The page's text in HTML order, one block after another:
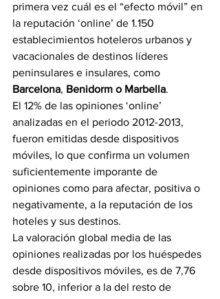
primera vez cuál es el “efecto móvil” en
la reputación ‘online’ de 1.150
establecimientos hoteleros urbanos y
vacacionales de destinos líderes
peninsulares e insulares, como
Barcelona, Benidorm o Marbella.
El 12% de las opiniones ‘online’
analizadas en el periodo 2012-2013,
fueron emitidas desde dispositivos
móviles, lo que confirma un volumen
suficientemente imporante de
opiniones como para afectar, positiva o
negativamente, a la reputación de los
hoteles y sus destinos.
La valoración global media de las
opiniones realizadas por los huéspedes
desde dispositivos móviles, es de 7,76
sobre 10, inferior a la del resto de